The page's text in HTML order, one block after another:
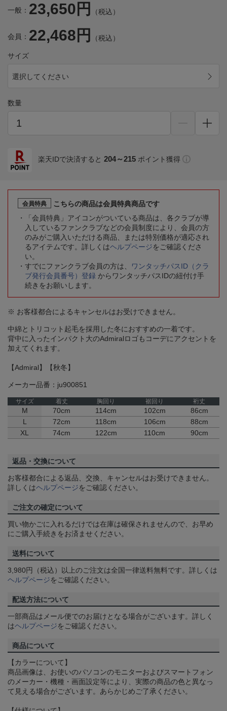
一般： 23,650円 （税込）
会員： 22,468円 （税込）
サイズ
選択してください
数量
楽天IDで決済すると 204～215 ポイント獲得
会員特典
こちらの商品は会員特典商品です
「会員特典」アイコンがついている商品は、各クラブが導
入しているファンクラブなどの会員制度により、会員の方
のみがご購入いただける商品、または特別価格が適応され
るアイテムです。詳しくはヘルプページをご確認くださ
い。
すでにファンクラブ会員の方は、
ワンタッチパスID（クラ
ブ発行会員番号）登録 からワンタッチパスIDの紐付け手
続きをお願いします。
※ お客様都合によるキャンセルはお受けできません。
中綿とトリコット起毛を採用した冬におすすめの一着です。
背中に入ったインパクト大のAdmiralロゴもコーデにアクセントを
加えてくれます。
【Admiral】【秋冬】
メーカー品番：ju900851
サイズ 着丈 胸回り 裾回り 裄丈
M 70cm 114cm 102cm
86cm
L
72cm 118cm 106cm
88cm
XL
74cm 122cm 110cm 90cm
返品・交換について
お客様都合による返品、交換、キャンセルはお受けできません。
詳しくはヘルプページをご確認ください。
ご注文の確定について
買い物かごに入れるだけでは在庫は確保されませんので、お早め
にご購入手続きをお済ませください。
送料について
3,980円（税込）以上のご注文は全国一律送料無料です。詳しくは
ヘルプページをご確認ください。
配送方法について
一部商品はメール便でのお届けとなる場合がございます。詳しく
はヘルプページをご確認ください。
商品について
【カラーについて】
商品画像は、お使いのパソコンのモニターおよびスマートフォン
のメーカー・機種・画面設定等により、実際の商品の色と異なっ
て見える場合がございます。あらかじめご了承ください。